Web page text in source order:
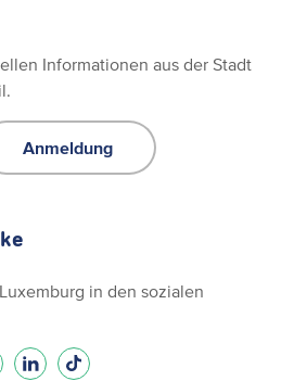
Informationen aus der Stadt
Anmeldung
in den sozialen